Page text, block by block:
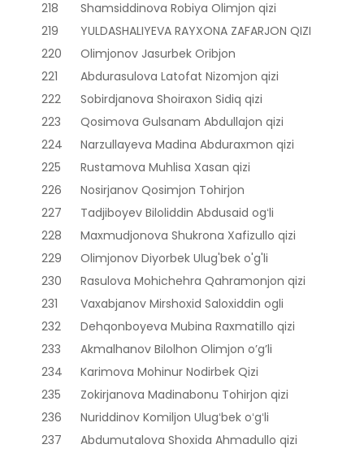
218
Shamsiddinova Robiya Olimjon qizi
219
YULDASHALIYEVA RAYXONA ZAFARJON QIZI
220
Olimjonov Jasurbek Oribjon
221
Abdurasulova Latofat Nizomjon qizi
222
Sobirdjanova Shoiraxon Sidiq qizi
223
Qosimova Gulsanam Abdullajon qizi
224
Narzullayeva Madina Abduraxmon qizi
225
Rustamova Muhlisa Xasan qizi
226
Nosirjanov Qosimjon Tohirjon
227
Tadjiboyev Biloliddin Abdusaid ogʻli
228
Maxmudjonova Shukrona Xafizullo qizi
229
Olimjonov Diyorbek Ulug'bek o'g'li
230
Rasulova Mohichehra Qahramonjon qizi
231
Vaxabjanov Mirshoxid Saloxiddin ogli
232
Dehqonboyeva Mubina Raxmatillo qizi
233
Akmalhanov Bilolhon Olimjon o’g’li
234
Karimova Mohinur Nodirbek Qizi
235
Zokirjanova Madinabonu Tohirjon qizi
236
Nuriddinov Komiljon Ulugʻbek oʻgʻli
237
Abdumutalova Shoxida Ahmadullo qizi